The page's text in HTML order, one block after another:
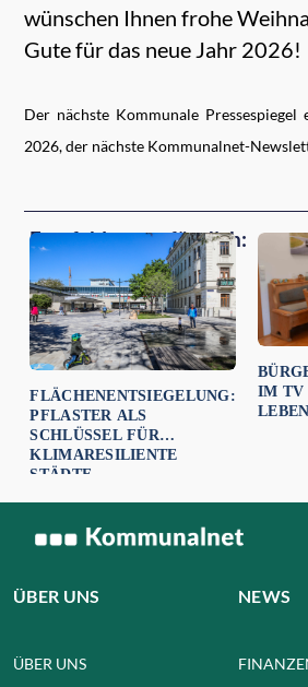
wünschen Ihnen frohe
Gute für das neue Jahr 2026!
Der nächste Kommunale Pressespiegel
2026, der nächste Kommunalnet-
Empfehlungen für dich:
FLÄCHENENTSIEGELUNG:
PFLASTER ALS
SCHLÜSSEL FÜR
KLIMARESILIENTE
STÄDTE
IM TV
LEBEN
ÜBER UNS
ÜBER UNS
NEWS